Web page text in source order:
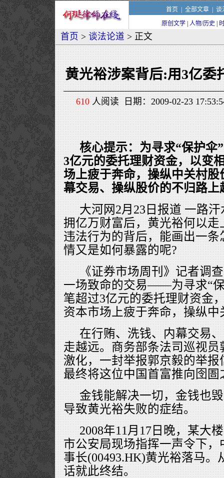
首页 全部文章| 谈
原创文学 人物/历史
首页 > 谈法论道 > 正文
黄光裕涉案背后:用3亿委
610人阅读 日期：2009-02-23
核心提示：为寻求“保护伞
3亿元的委托理财资金，以变
场上疲于奔命，操纵中关村
幕交易、操纵股价的不归路上
大河网2月23日报道 一路
拥亿万财富后，黄光裕何以走
违法行为的背后，能画出一条
情又是如何暴露的呢?
《证券市场周刊》记者调
一场致命的交易——为寻求“
笔超过3亿元的委托理财资金
资本市场上疲于奔命，操纵中
在行贿、洗钱、内幕交易
走越远。商务部条法司巡视
激化，一封举报郭京毅的举
最终将这位中国首富推向囹圄
金钱能解决一切，金钱也
导致黄光裕失败的症结。
2008年11月17日晚，某大
市公安局现场指挥一声令下
事长(00493.HK)黄光裕落马
话就此终结。